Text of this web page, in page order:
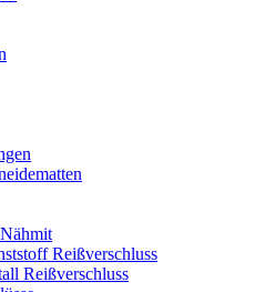
Reißverschluss
Reißverschluss